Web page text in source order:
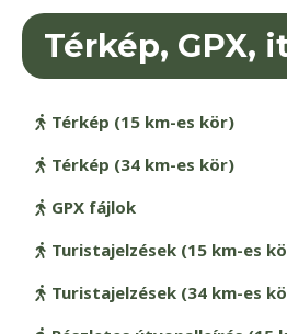
Térkép, GPX,
Térkép (15 km-es kör)
Térkép (34 km-es kör)
GPX fájlok
Turistajelzések (15 km-es
Turistajelzések (34 km-es